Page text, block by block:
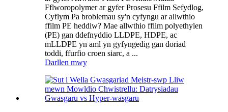
Fflworopolymer ar gyfer Prosesu Ffilm Sefydlog,
Cyflym Pa broblemau sy'n cyfyngu ar allwthio
ffilm PE heddiw? Mae allwthio ffilm polyethylen
(PE) gan ddefnyddio LLDPE, HDPE, ac
mLLDPE yn aml yn gyfyngedig gan doriad
toddi, ffurfio croen siarc, a ...
Darllen mwy